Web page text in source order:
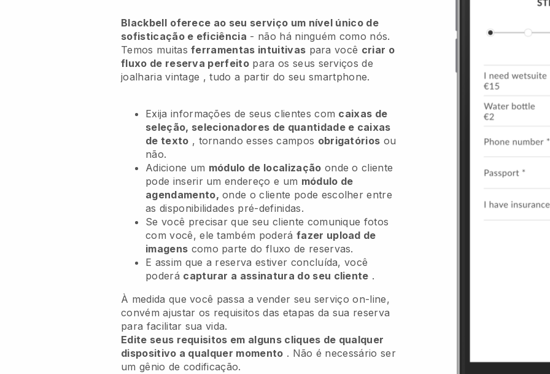
Blackbell oferece ao seu serviço um nível único de
sofisticação e eficiência - não há ninguém como nós.
Temos muitasferramentas intuitivas para você criar o
fluxo de reserva perfeito para os seus serviços de
joalharia vintage , tudo a partir do seu smartphone.
Exija informações de seus clientes com caixas de
seleção, selecionadores de quantidade e caixas
de texto , tornando esses campos obrigatórios ou
não.
Adicione um módulo de localização onde o cliente
pode inserir um endereço e um módulo de
agendamento, onde o cliente pode escolher entre
as disponibilidades pré-definidas.
Se você precisar que seu cliente comunique fotos
com você, ele também poderá fazer upload de
imagens como parte do fluxo de reservas.
E assim que a reserva estiver concluída, você
poderá capturar a assinatura do seu cliente .
À medida que você passa a vender seu serviço on-line,
convém ajustar os requisitos das etapas da sua reserva
para facilitar sua vida.
Edite seus requisitos em alguns cliques de qualquer
dispositivo a qualquer momento . Não é necessário ser
um gênio de codificação.